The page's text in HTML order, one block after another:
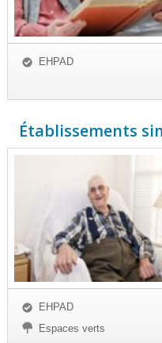
EHPAD
Établissements
EHPAD
Espaces verts